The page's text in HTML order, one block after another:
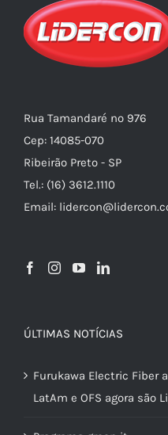
Rua Tamandaré nº 976
Cep: 14085-070
Ribeirão Preto - SP
Tel.: (16) 3612.1110
Email:
ÚLTIMAS NOTÍCIAS
Furukawa Electric Fiber
LatAm e OFS agora são